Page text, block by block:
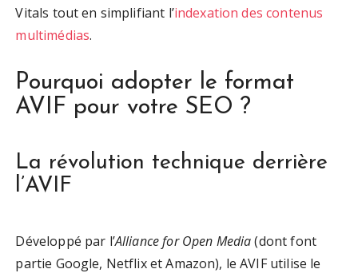
Vitals tout en simplifiant l’indexation des contenus
multimédias.
Pourquoi adopter le format
AVIF pour votre SEO ?
La révolution technique derrière
l’AVIF
Développé par l’Alliance for Open Media(dont font
partie Google, Netflix et Amazon), le AVIF utilise le